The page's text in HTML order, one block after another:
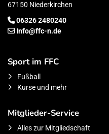
67150 Niederkirchen
06326 2480240
Info@ffc-n.de
Sport im FFC
Fußball
Kurse und mehr
Mitglieder-Service
Alles zur Mitgliedschaft